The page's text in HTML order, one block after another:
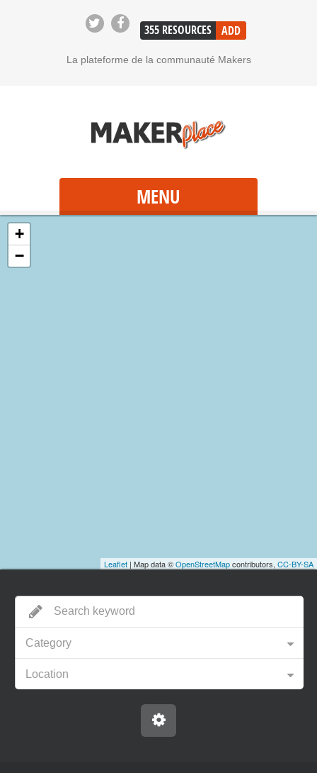
355 RESOURCES ADD
La plateforme de la communauté Makers
MENU
+
−
Leaflet | Map data ©OpenStreetMapcontributors, CC-BY-SA
Category
Location